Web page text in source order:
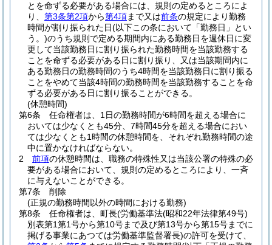
とを命ずる必要がある場合には、規則の定めるところによ
り、 第3条第2項から第4項まで又は前条の規定により勤務
時間が割り振られた日(以下この条において「勤務日」とい
う。)のうち規則で定める期間内にある勤務日を週休日に変
更して当該勤務日に割り振られた勤務時間を当該勤務する
ことを命ずる必要がある日に割り振り、又は当該期間内に
ある勤務日の勤務時間のうち4時間を当該勤務日に割り振る
ことをやめて当該4時間の勤務時間を当該勤務することを命
ずる必要がある日に割り振ることができる。
(休憩時間)
第6条
任命権者は、1日の勤務時間が6時間を超える場合に
おいては少なくとも45分、7時間45分を超える場合におい
ては少なくとも1時間の休憩時間を、それぞれ勤務時間の途
中に置かなければならない。
2
前項の休憩時間は、職務の特殊性又は当該公署の特殊の必
要がある場合において、規則の定めるところにより、一斉
に与えないことができる。
第7条
削除
(正規の勤務時間以外の時間における勤務)
第8条
任命権者は、町長(労働基準法(昭和22年法律第49号)
別表第1第1号から第10号まで及び第13号から第15号までに
掲げる事業にあつては労働基準監督署長)の許可を受けて、